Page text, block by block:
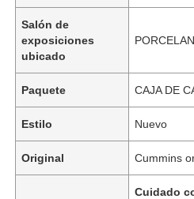
Salón de
exposiciones
ubicado
Paquete CAJA DE
Estilo Nuevo
Original Cummins
Cuidado